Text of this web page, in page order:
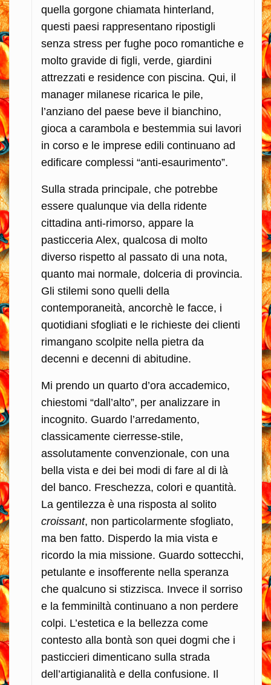
quella gorgone chiamata hinterland,
questi paesi rappresentano ripostigli
senza stress per fughe poco romantiche e
molto gravide di figli, verde, giardini
attrezzati e residence con piscina. Qui, il
manager milanese ricarica le pile,
l’anziano del paese beve il bianchino,
gioca a carambola e bestemmia sui lavori
in corso e le imprese edili continuano ad
edificare complessi “anti-esaurimento”.
Sulla strada principale, che potrebbe
essere qualunque via della ridente
cittadina anti-rimorso, appare la
pasticceria Alex, qualcosa di molto
diverso rispetto al passato di una nota,
quanto mai normale, dolceria di provincia.
Gli stilemi sono quelli della
contemporaneità, ancorchè le facce, i
quotidiani sfogliati e le richieste dei clienti
rimangano scolpite nella pietra da
decenni e decenni di abitudine.
Mi prendo un quarto d’ora accademico,
chiestomi “dall’alto”, per analizzare in
incognito. Guardo l’arredamento,
classicamente cierresse-stile,
assolutamente convenzionale, con una
bella vista e dei bei modi di fare al di là
del banco. Freschezza, colori e quantità.
La gentilezza è una risposta al solito
croissant, non particolarmente sfogliato,
ma ben fatto. Disperdo la mia vista e
ricordo la mia missione. Guardo sottecchi,
petulante e insofferente nella speranza
che qualcuno si stizzisca. Invece il sorriso
e la femminiltà continuano a non perdere
colpi. L’estetica e la bellezza come
contesto alla bontà son quei dogmi che i
pasticcieri dimenticano sulla strada
dell’artigianalità e della confusione. Il